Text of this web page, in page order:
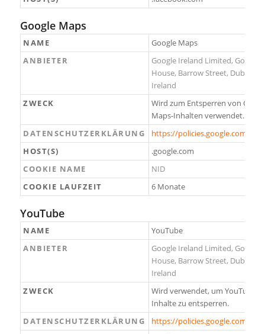
Google Maps
NAME
Google Maps
ANBIETER
Google Ireland Limited, Gordon
House, Barrow Street, Dublin 4,
Ireland
ZWECK
Wird zum Entsperren von
Maps-Inhalten verwendet.
DATENSCHUTZERKLÄRUNG
https://policies.google.com/
HOST(S)
.google.com
COOKIE NAME
NID
COOKIE LAUFZEIT
6 Monate
YouTube
NAME
YouTube
ANBIETER
Google Ireland Limited, Gordon
House, Barrow Street, Dublin 4,
Ireland
ZWECK
Wird verwendet, um YouTube-
Inhalte zu entsperren.
DATENSCHUTZERKLÄRUNG
https://policies.google.com/